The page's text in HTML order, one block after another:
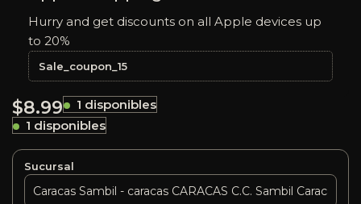
Hurry and get discounts on all Apple devices up
to 20%
Sale_coupon_15
$8.99
1 disponibles
1 disponibles
Sucursal